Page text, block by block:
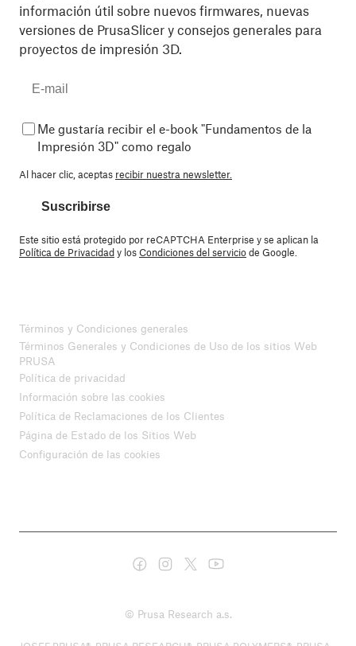
información útil sobre nuevos firmwares, nuevas
versiones de PrusaSlicer y consejos generales para
proyectos de impresión 3D.
Me gustaría recibir el e-book "Fundamentos de la
Impresión 3D" como regalo
Al hacer clic, aceptas recibir nuestra newsletter.
Suscribirse
Este sitio está protegido por reCAPTCHA Enterprise y se aplican la
Política de Privacidady losCondiciones del serviciode Google.
Términos y Condiciones generales
Términos Generales y Condiciones de Uso de los sitios Web
PRUSA
Política de privacidad
Información sobre las cookies
Política de Reclamaciones de los Clientes
Página de Estado de los Sitios Web
Configuración de las cookies
© Prusa Research a.s.